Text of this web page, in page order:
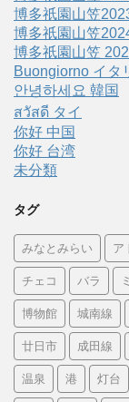
博多祇園山笠
博多祇園山笠
博多祇園山笠
Buongiorno イタ
안녕하세요 韓国
สวัสดี タイ
你好 中国
你好 台湾
未分類
タグ
みなとみらい ア
チェコ バラ
博物館 城南線
廿日市 成田線
温泉 港 灯台